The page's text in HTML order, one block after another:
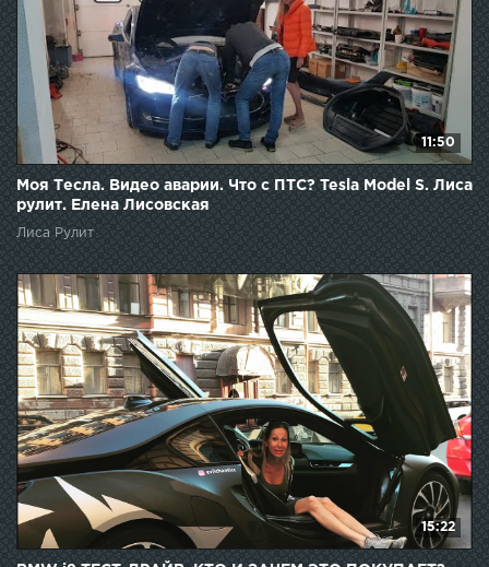
11:50
Моя Тесла. Видео аварии. Что с ПТС? Tesla Model S. Лиса
рулит. Елена Лисовская
Лиса Рулит
15:22